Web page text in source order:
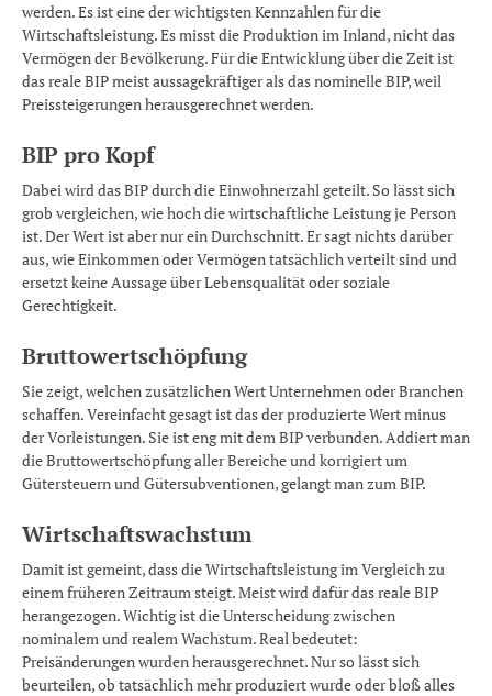
werden. Es ist eine der wichtigsten Kennzahlen für die
Wirtschaftsleistung. Es misst die Produktion im Inland, nicht das
Vermögen der Bevölkerung. Für die Entwicklung über die Zeit ist
das reale BIP meist aussagekräftiger als das nominelle BIP, weil
Preissteigerungen herausgerechnet werden.
BIP pro Kopf
Dabei wird das BIP durch die Einwohnerzahl geteilt. So lässt sich
grob vergleichen, wie hoch die wirtschaftliche Leistung je Person
ist. Der Wert ist aber nur ein Durchschnitt. Er sagt nichts darüber
aus, wie Einkommen oder Vermögen tatsächlich verteilt sind und
ersetzt keine Aussage über Lebensqualität oder soziale
Gerechtigkeit.
Bruttowertschöpfung
Sie zeigt, welchen zusätzlichen Wert Unternehmen oder Branchen
schaffen. Vereinfacht gesagt ist das der produzierte Wert minus
der Vorleistungen. Sie ist eng mit dem BIP verbunden. Addiert man
die Bruttowertschöpfung aller Bereiche und korrigiert um
Gütersteuern und Gütersubventionen, gelangt man zum BIP.
Wirtschaftswachstum
Damit ist gemeint, dass die Wirtschaftsleistung im Vergleich zu
einem früheren Zeitraum steigt. Meist wird dafür das reale BIP
herangezogen. Wichtig ist die Unterscheidung zwischen
nominalem und realem Wachstum. Real bedeutet:
Preisänderungen wurden herausgerechnet. Nur so lässt sich
beurteilen, ob tatsächlich mehr produziert wurde oder bloß alles